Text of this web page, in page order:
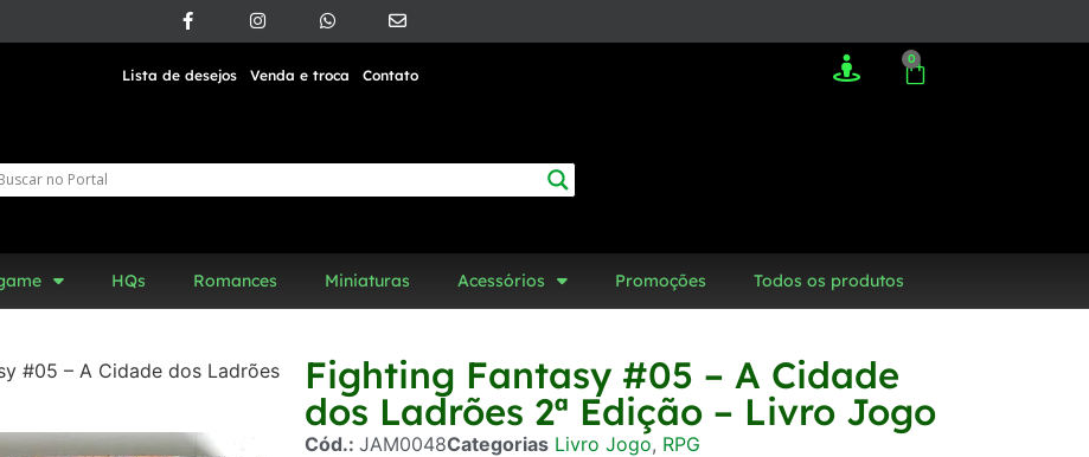
Lista de desejos Venda e troca Contato
0
HQs Romances Miniaturas Acessórios Promoções Todos os produtos
#05 – A Cidade dos Ladrões
Fighting Fantasy #05 – A Cidade
dos Ladrões 2ª Edição – Livro Jogo
Cód.: JAM0048Categorias Livro Jogo, RPG